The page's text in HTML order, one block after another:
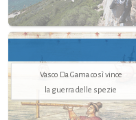
Vasco Da Gama così vince
la guerra delle spezie